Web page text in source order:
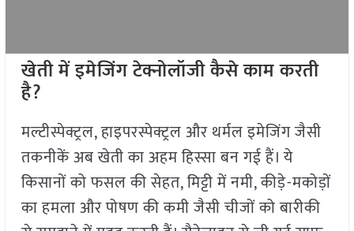
खेती में इमेजिंग टेक्नोलॉजी कैसे काम करती
है?
मल्टीस्पेक्ट्रल, हाइपरस्पेक्ट्रल और थर्मल इमेजिंग जैसी
तकनीकें अब खेती का अहम हिस्सा बन गई हैं। ये
किसानों को फसल की सेहत, मिट्टी में नमी, कीड़े-मकोड़ों
का हमला और पोषण की कमी जैसी चीजों को बारीकी